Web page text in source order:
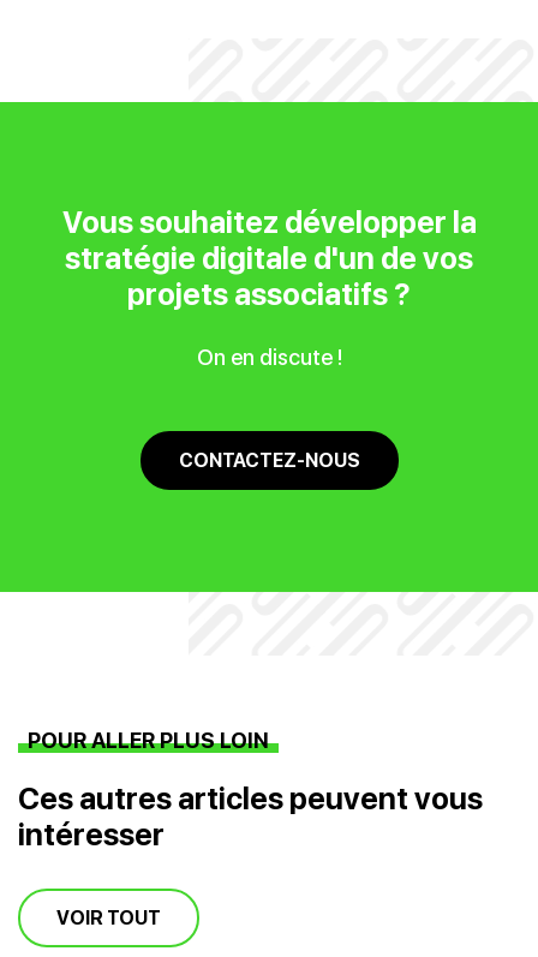
Vous souhaitez développer la
stratégie digitale d'un de vos
projets associatifs ?
On en discute !
CONTACTEZ-NOUS
POUR ALLER PLUS LOIN
Ces autres articles peuvent vous
intéresser
VOIR TOUT